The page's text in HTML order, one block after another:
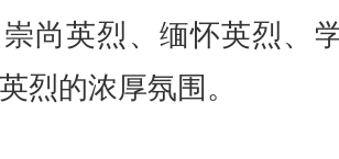
尚英烈、缅怀英烈、
烈的浓厚氛围。